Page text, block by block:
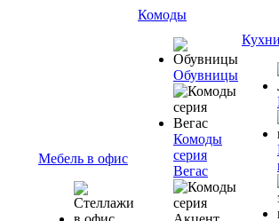
Мебель в офис
Комоды
Обувницы
Комоды
серия
Вегас